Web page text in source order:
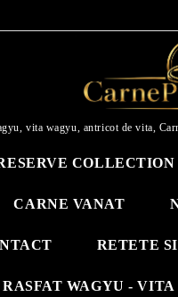
vita wagyu, antricot de vita,
COLLECTION
CARNE VANAT
RETETE
RASFAT WAGYU -